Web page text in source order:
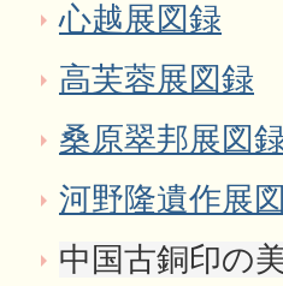
心越展図録
高芙蓉展図録
桑原翠邦展図
河野隆遺作展
中国古銅印の